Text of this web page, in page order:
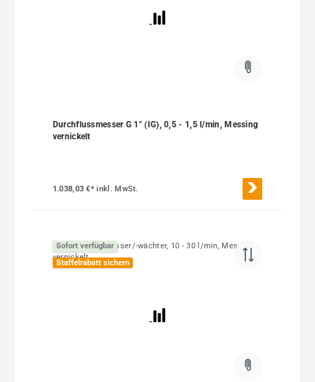
Durchflussmesser G 1" (IG), 0,5 - 1,5 l/min, Messing
vernickelt
1.038,03 €*inkl. MwSt.
Sofort verfügbar
Staffelrabatt sichern